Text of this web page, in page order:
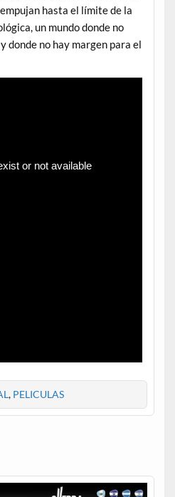
hasta el límite de la
un mundo donde no
donde no hay margen para el
, PELICULAS